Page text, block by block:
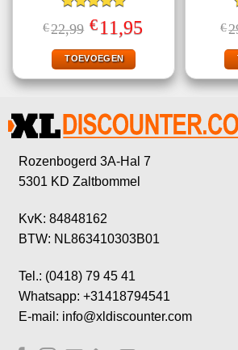
Gewaardeerd
5.00uit 5
€22,99 Oorspronkelijke
prijs
was:
€22,99.
€11,95prijs
TOEVOEGEN
€
Rozenbogerd 3A-Hal 7
5301 KD Zaltbommel
KvK: 84848162
BTW: NL863410303B01
Tel.: (0418) 79 45 41
Whatsapp: +31418794541
E-mail: info@xldiscounter.com